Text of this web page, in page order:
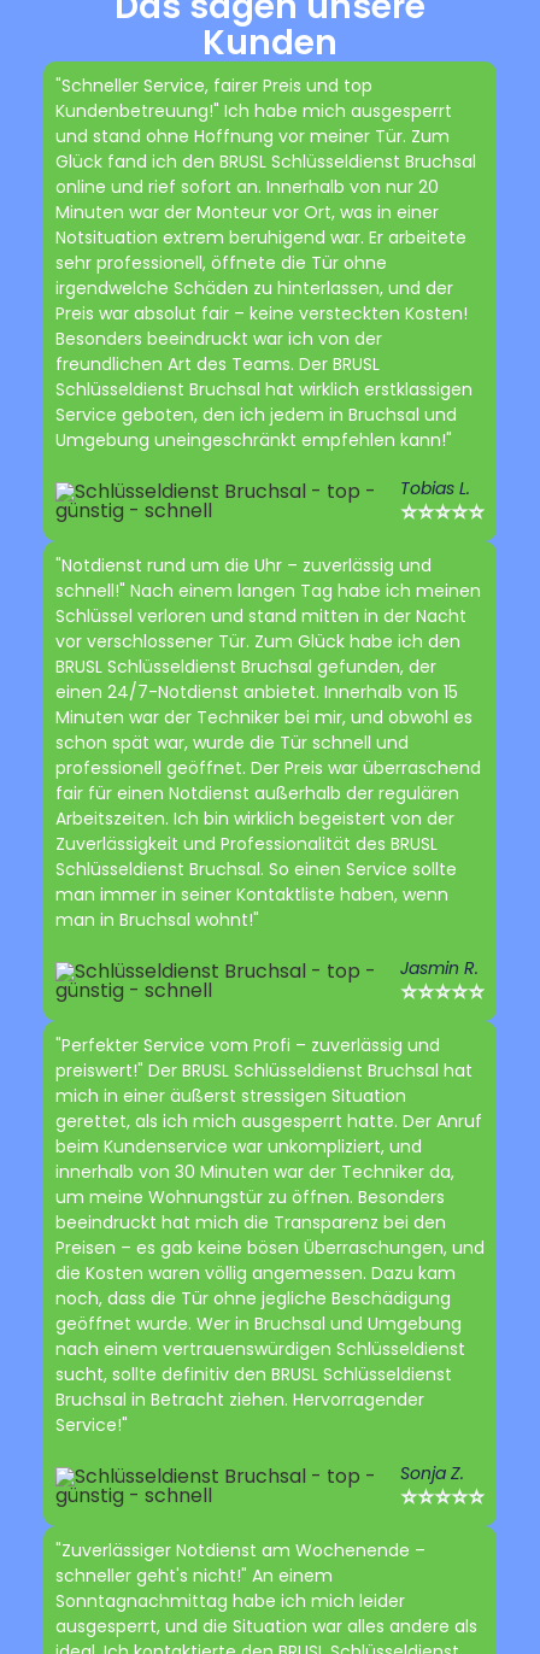
Kunden
"Schneller Service, fairer Preis und top
Kundenbetreuung!" Ich habe mich ausgesperrt
und stand ohne Hoffnung vor meiner Tür. Zum
Glück fand ich den BRUSL Schlüsseldienst Bruchsal
online und rief sofort an. Innerhalb von nur 20
Minuten war der Monteur vor Ort, was in einer
Notsituation extrem beruhigend war. Er arbeitete
sehr professionell, öffnete die Tür ohne
irgendwelche Schäden zu hinterlassen, und der
Preis war absolut fair – keine versteckten Kosten!
Besonders beeindruckt war ich von der
freundlichen Art des Teams. Der BRUSL
Schlüsseldienst Bruchsal hat wirklich erstklassigen
Service geboten, den ich jedem in Bruchsal und
Umgebung uneingeschränkt empfehlen kann!"
Tobias L.
⭐⭐⭐⭐⭐
"Notdienst rund um die Uhr – zuverlässig und
schnell!" Nach einem langen Tag habe ich meinen
Schlüssel verloren und stand mitten in der Nacht
vor verschlossener Tür. Zum Glück habe ich den
BRUSL Schlüsseldienst Bruchsal gefunden, der
einen 24/7-Notdienst anbietet. Innerhalb von 15
Minuten war der Techniker bei mir, und obwohl es
schon spät war, wurde die Tür schnell und
professionell geöffnet. Der Preis war überraschend
fair für einen Notdienst außerhalb der regulären
Arbeitszeiten. Ich bin wirklich begeistert von der
Zuverlässigkeit und Professionalität des BRUSL
Schlüsseldienst Bruchsal. So einen Service sollte
man immer in seiner Kontaktliste haben, wenn
man in Bruchsal wohnt!"
Jasmin R.
⭐⭐⭐⭐⭐
"Perfekter Service vom Profi – zuverlässig und
preiswert!" Der BRUSL Schlüsseldienst Bruchsal hat
mich in einer äußerst stressigen Situation
gerettet, als ich mich ausgesperrt hatte. Der Anruf
beim Kundenservice war unkompliziert, und
innerhalb von 30 Minuten war der Techniker da,
um meine Wohnungstür zu öffnen. Besonders
beeindruckt hat mich die Transparenz bei den
Preisen – es gab keine bösen Überraschungen, und
die Kosten waren völlig angemessen. Dazu kam
noch, dass die Tür ohne jegliche Beschädigung
geöffnet wurde. Wer in Bruchsal und Umgebung
nach einem vertrauenswürdigen Schlüsseldienst
sucht, sollte definitiv den BRUSL Schlüsseldienst
Bruchsal in Betracht ziehen. Hervorragender
Service!"
Sonja Z.
⭐⭐⭐⭐⭐
"Zuverlässiger Notdienst am Wochenende –
schneller geht's nicht!" An einem
Sonntagnachmittag habe ich mich leider
ausgesperrt, und die Situation war alles andere als